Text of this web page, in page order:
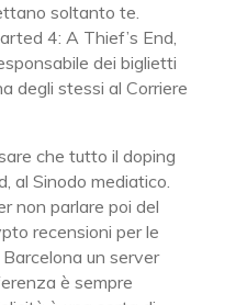
soltanto te.
4: A Thief’s End,
dei biglietti
degli stessi al Corriere
che tutto il doping
al Sinodo mediatico.
non parlare poi del
recensioni per le
un server
è sempre